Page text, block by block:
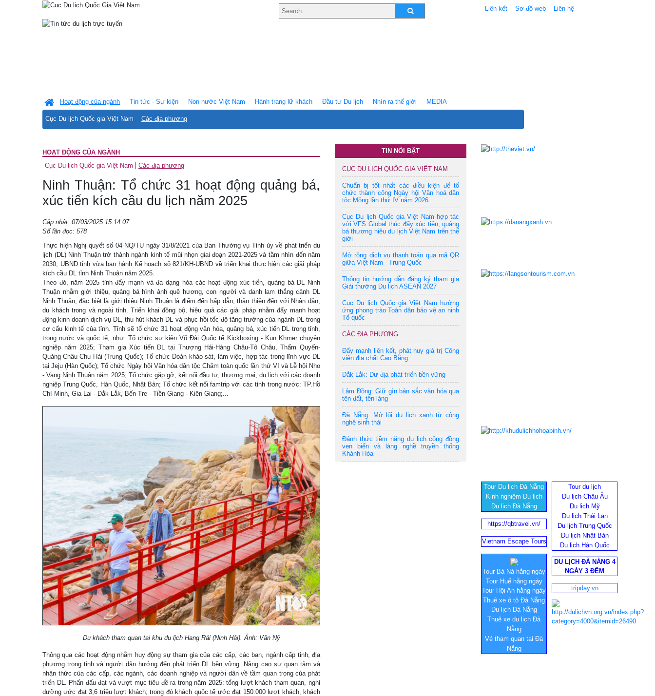
Liên kết Sơ đồ web Liên hệ
Hoạt động của ngành
Cục Du lịch Quốc gia Việt Nam Các địa phương
Tin tức - Sự kiện Non nước Việt Nam Hành trang lữ khách Ðầu tư Du lịch Nhìn ra thế giới MEDIA
HOẠT ĐỘNG CỦA NGÀNH
Cục Du lịch Quốc gia Việt Nam
Các địa phương
Ninh Thuận: Tổ chức 31 hoạt động quảng bá,
xúc tiến kích cầu du lịch năm 2025
Cập nhật: 07/03/2025 15:14:07
Số lần đọc: 578
Thực hiện Nghị quyết số 04-NQ/TU ngày 31/8/2021 của Ban Thường vụ Tỉnh ủy về phát triển du
lịch (DL) Ninh Thuận trở thành ngành kinh tế mũi nhọn giai đoạn 2021-2025 và tầm nhìn đến năm
2030, UBND tỉnh vừa ban hành Kế hoạch số 821/KH-UBND về triển khai thực hiện các giải pháp
kích cầu DL tỉnh Ninh Thuận năm 2025.
Theo đó, năm 2025 tỉnh đẩy mạnh và đa dạng hóa các hoạt động xúc tiến, quảng bá DL Ninh
Thuận nhằm giới thiệu, quảng bá hình ảnh quê hương, con người và danh lam thắng cảnh DL
Ninh Thuận; đặc biệt là giới thiệu Ninh Thuận là điểm đến hấp dẫn, thân thiện đến với Nhân dân,
du khách trong và ngoài tỉnh. Triển khai đồng bộ, hiệu quả các giải pháp nhằm đẩy mạnh hoạt
động kinh doanh dịch vụ DL, thu hút khách DL và phục hồi tốc độ tăng trưởng của ngành DL trong
cơ cấu kinh tế của tỉnh. Tỉnh sẽ tổ chức 31 hoạt động văn hóa, quảng bá, xúc tiến DL trong tỉnh,
trong nước và quốc tế, như: Tổ chức sự kiện Võ Đài Quốc tế Kickboxing - Kun Khmer chuyên
nghiệp năm 2025; Tham gia Xúc tiến DL tại Thượng Hải-Hàng Châu-Tô Châu, Thẩm Quyến-
Quảng Châu-Chu Hải (Trung Quốc); Tổ chức Đoàn khảo sát, làm việc, hợp tác trong lĩnh vực DL
tại Jeju (Hàn Quốc); Tổ chức Ngày hội Văn hóa dân tộc Chăm toàn quốc lần thứ VI và Lễ hội Nho
- Vang Ninh Thuận năm 2025; Tổ chức gặp gỡ, kết nối đầu tư, thương mại, du lịch với các doanh
nghiệp Trung Quốc, Hàn Quốc, Nhật Bản; Tổ chức kết nối famtrip với các tỉnh trong nước: TP.Hồ
Chí Minh, Gia Lai - Đắk Lắk, Bến Tre - Tiền Giang - Kiên Giang;...
Du khách tham quan tai khu du lịch Hang Rái (Ninh Hải). Ảnh: Văn Nỷ
Thông qua các hoạt động nhằm huy động sự tham gia của các cấp, các ban, ngành cấp tỉnh, địa
phương trong tỉnh và người dân hướng đến phát triển DL bền vững. Nâng cao sự quan tâm và
nhận thức của các cấp, các ngành, các doanh nghiệp và người dân về tầm quan trọng của phát
triển DL. Phấn đấu đạt và vượt mục tiêu đề ra trong năm 2025: tổng lượt khách tham quan, nghỉ
dưỡng ước đạt 3,6 triệu lượt khách; trong đó khách quốc tế ước đạt 150.000 lượt khách, khách
TIN NỔI BẬT
CỤC DU LỊCH QUỐC GIA VIỆT NAM
Chuẩn bị tốt nhất các điều kiện để tổ
chức thành công Ngày hội Văn hoá dân
tộc Mông lần thứ IV năm 2026
Cục Du lịch Quốc gia Việt Nam hợp tác
với VFS Global thúc đẩy xúc tiến, quảng
bá thương hiệu du lịch Việt Nam trên thế
giới
Mở rộng dịch vụ thanh toán qua mã QR
giữa Việt Nam - Trung Quốc
Thông tin hướng dẫn đăng ký tham gia
Giải thưởng Du lịch ASEAN 2027
Cục Du lịch Quốc gia Việt Nam hưởng
ứng phong trào Toàn dân bảo vệ an ninh
Tổ quốc
CÁC ĐỊA PHƯƠNG
Đẩy mạnh liên kết, phát huy giá trị Công
viên địa chất Cao Bằng
Đắk Lắk: Dư địa phát triển bền vững
Lâm Đồng: Giữ gìn bản sắc văn hóa qua
tên đất, tên làng
Đà Nẵng: Mở lối du lịch xanh từ công
nghệ sinh thái
Đánh thức tiềm năng du lịch cộng đồng
ven biển và làng nghề truyền thống
Khánh Hòa
Tour Du lịch Đà Nẵng
Kinh nghiệm Du lịch
Du lịch Đà Nẵng
Tour du lịch
Du lịch Châu Âu
Du lịch Mỹ
Du lịch Thái Lan
Du lịch Trung Quốc
Du lịch Nhật Bản
Du lịch Hàn Quốc
https://qbtravel.vn/
Vietnam Escape Tours
Tour Bà Nà hằng ngày
Tour Huế hằng ngày
Tour Hội An hằng ngày
Thuê xe ô tô Đà Nẵng
Du lịch Đà Nẵng
Thuê xe du lịch Đà
Nẵng
Vé tham quan tại Đà
Nẵng
DU LỊCH ĐÀ NẴNG 4
NGÀY 3 ĐÊM
tripday.vn